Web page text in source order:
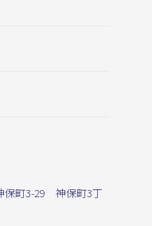
保町3-29 神保町3丁